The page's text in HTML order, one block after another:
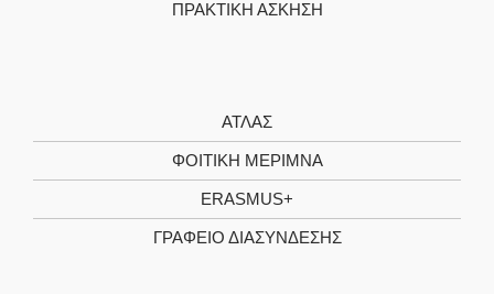
ΠΡΑΚΤΙΚΗ ΑΣΚΗΣΗ
ΑΤΛΑΣ
ΦΟΙΤΙΚΗ ΜΕΡΙΜΝΑ
ERASMUS+
ΓΡΑΦΕΙΟ ΔΙΑΣΥΝΔΕΣΗΣ